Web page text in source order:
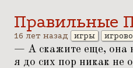
Правильные
16 лет назад игры
— А скажите еще, она
я до сих пор никак не